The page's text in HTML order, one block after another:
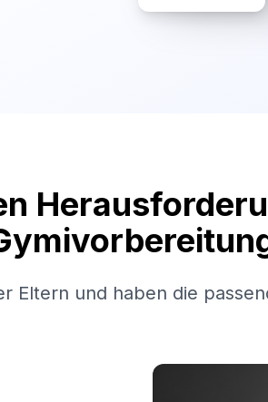
Eltern und haben die